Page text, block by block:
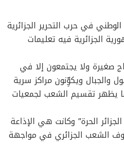
في حرب التحرير الجزائرية
الجمهورية الجزائرية فيه تعليمات
صغيرة ولا يجتمعون إلا في
والجبال ويكوِّنون مراكز سرية
يظهر تقسيم الشعب لجمعيات
الحرة” وكانت هي الإذاعة
الشعب الجزائري في مواجهة